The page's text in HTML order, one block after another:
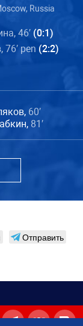
Russia
46′ (0:1)
76′ pen (2:2)
60′
81′
Отправить